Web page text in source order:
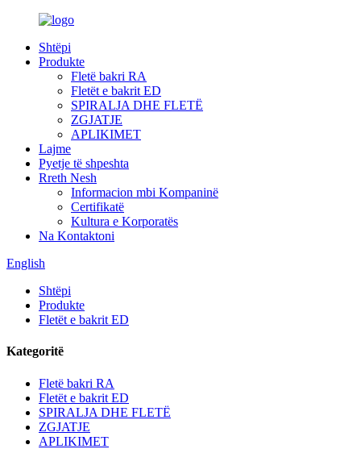
Shtëpi
Produkte
Fletë bakri RA
Fletët e bakrit ED
SPIRALJA DHE FLETË
ZGJATJE
APLIKIMET
Lajme
Pyetje të shpeshta
Rreth Nesh
Informacion mbi Kompaninë
Certifikatë
Kultura e Korporatës
Na Kontaktoni
English
Shtëpi
Produkte
Fletët e bakrit ED
Kategoritë
Fletë bakri RA
Fletët e bakrit ED
SPIRALJA DHE FLETË
ZGJATJE
APLIKIMET